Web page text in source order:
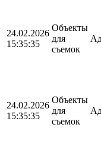
24.02.2026
15:35:35
Объекты
для
съемок
24.02.2026
15:35:35
Объекты
для
съемок